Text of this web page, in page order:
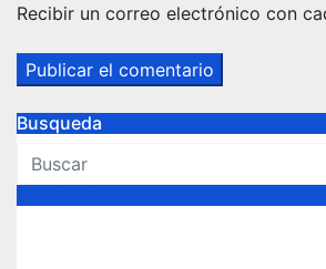
Recibir un correo electrónico con
Busqueda